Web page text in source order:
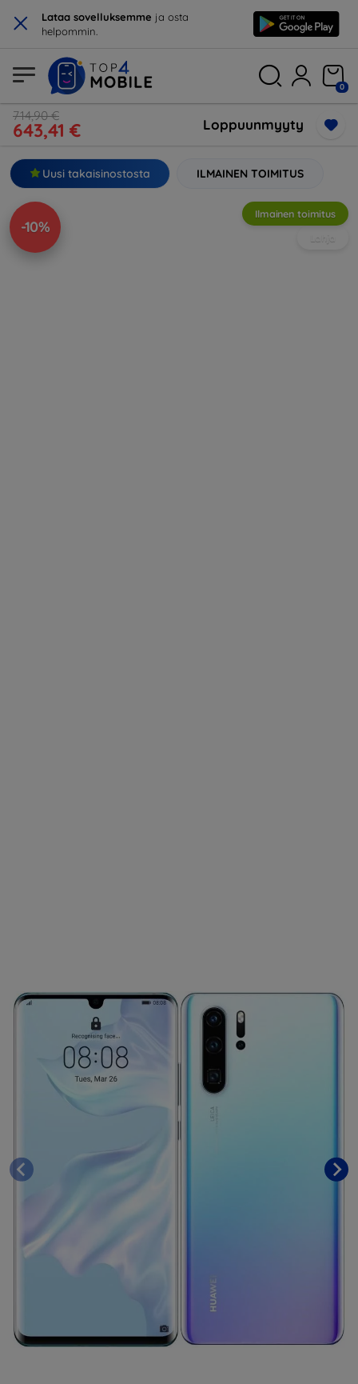
× Lataa sovelluksemme ja osta
helpommin.
0
714,90 €
643,41 € Loppuunmyyty
Uusi takaisinostosta ILMAINEN TOIMITUS
-10%
Ilmainen toimitus